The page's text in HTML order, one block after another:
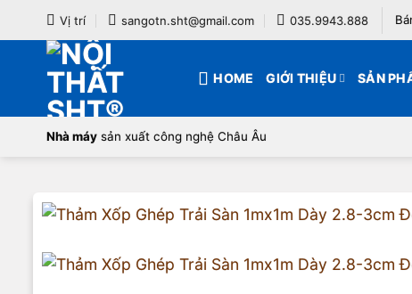
qua
Vị trí sangotn.sht@gmail.com 035.9943.888
HOME GIỚI THIỆU SẢN
Nhà máy sản xuất công nghệ Châu Âu